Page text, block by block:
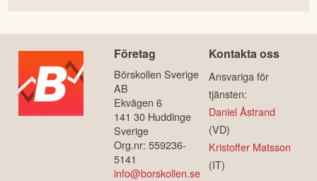
Företag
Börskollen Sverige
AB
Ekvägen 6
141 30 Huddinge
Sverige
Org.nr: 559236-
5141
info@borskollen.se
Kontakta oss
Ansvariga för
tjänsten:
Daniel Åstrand
(VD)
Kristoffer Matsson
(IT)